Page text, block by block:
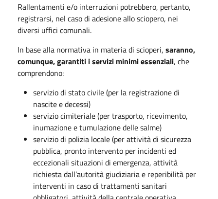
Rallentamenti e/o interruzioni potrebbero, pertanto,
registrarsi, nel caso di adesione allo sciopero, nei
diversi uffici comunali.
In base alla normativa in materia di scioperi, saranno,
comunque, garantiti i servizi minimi essenziali, che
comprendono:
servizio di stato civile (per la registrazione di
nascite e decessi)
servizio cimiteriale (per trasporto, ricevimento,
inumazione e tumulazione delle salme)
servizio di polizia locale (per attività di sicurezza
pubblica, pronto intervento per incidenti ed
eccezionali situazioni di emergenza, attività
richiesta dall’autorità giudiziaria e reperibilità per
interventi in caso di trattamenti sanitari